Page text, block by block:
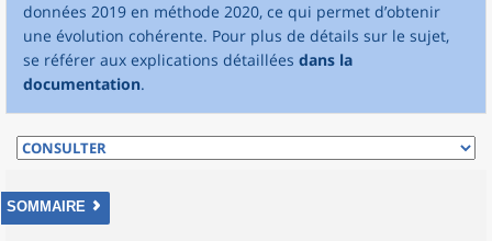
données 2019 en méthode 2020, ce qui permet d’obtenir
une évolution cohérente. Pour plus de détails sur le sujet,
se référer aux explications détaillées dans la
documentation.
SOMMAIRE